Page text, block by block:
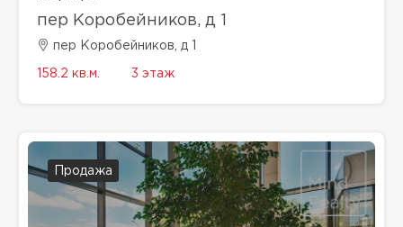
пер Коробейников, д 1
пер Коробейников, д 1
158.2 кв.м. 3 этаж
Продажа